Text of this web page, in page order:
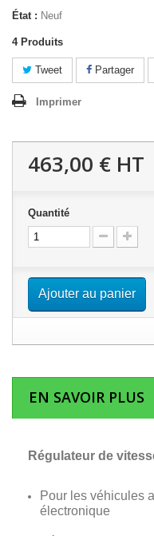
État : Neuf
4 Produits
Tweet Partager
Imprimer
463,00 € HT
Quantité
Ajouter au panier
EN SAVOIR PLUS
Régulateur de
Pour les véhicules
électronique